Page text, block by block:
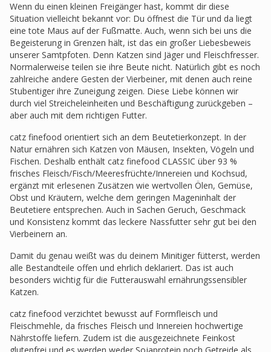
Wenn du einen kleinen Freigänger hast, kommt dir diese
Situation vielleicht bekannt vor: Du öffnest die Tür und da liegt
eine tote Maus auf der Fußmatte. Auch, wenn sich bei uns die
Begeisterung in Grenzen hält, ist das ein großer Liebesbeweis
unserer Samtpfoten. Denn Katzen sind Jäger und Fleischfresser.
Normalerweise teilen sie ihre Beute nicht. Natürlich gibt es noch
zahlreiche andere Gesten der Vierbeiner, mit denen auch reine
Stubentiger ihre Zuneigung zeigen. Diese Liebe können wir
durch viel Streicheleinheiten und Beschäftigung zurückgeben –
aber auch mit dem richtigen Futter.
catz finefood orientiert sich an dem Beutetierkonzept. In der
Natur ernähren sich Katzen von Mäusen, Insekten, Vögeln und
Fischen. Deshalb enthält catz finefood CLASSIC über 93 %
frisches Fleisch/Fisch/Meeresfrüchte/Innereien und Kochsud,
ergänzt mit erlesenen Zusätzen wie wertvollen Ölen, Gemüse,
Obst und Kräutern, welche dem geringen Mageninhalt der
Beutetiere entsprechen. Auch in Sachen Geruch, Geschmack
und Konsistenz kommt das leckere Nassfutter sehr gut bei den
Vierbeinern an.
Damit du genau weißt was du deinem Minitiger fütterst, werden
alle Bestandteile offen und ehrlich deklariert. Das ist auch
besonders wichtig für die Futterauswahl ernährungssensibler
Katzen.
catz finefood verzichtet bewusst auf Formfleisch und
Fleischmehle, da frisches Fleisch und Innereien hochwertige
Nährstoffe liefern. Zudem ist die ausgezeichnete Feinkost